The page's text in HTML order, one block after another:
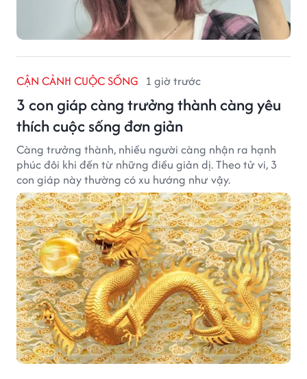
CẬN CẢNH CUỘC SỐNG 1 giờ trước
3 con giáp càng trưởng thành càng yêu
thích cuộc sống đơn giản
Càng trưởng thành, nhiều người càng nhận ra hạnh
phúc đôi khi đến từ những điều giản dị. Theo tử vi, 3
con giáp này thường có xu hướng như vậy.